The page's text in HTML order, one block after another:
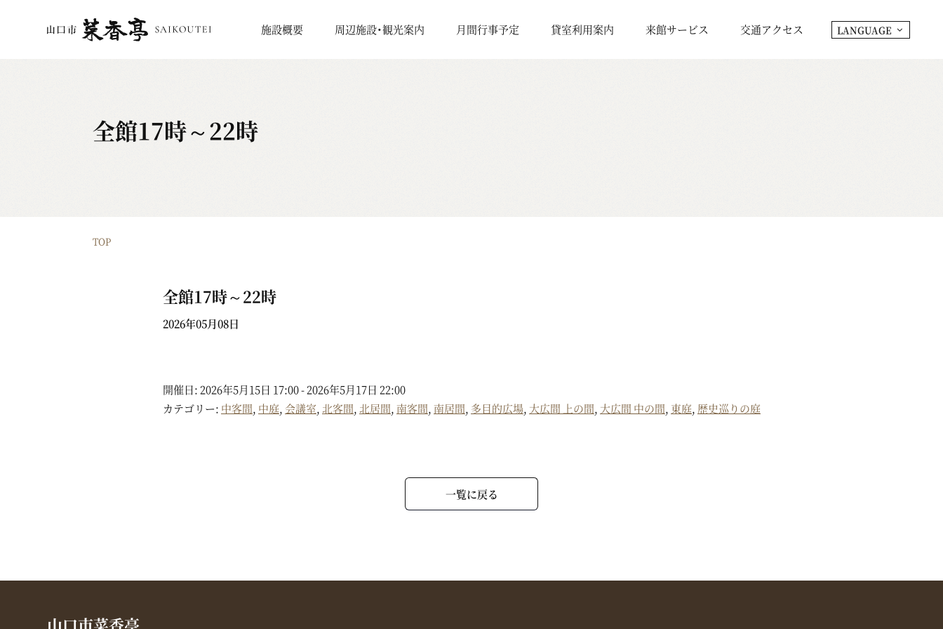
施設概要 周辺施設・観光案内 月間行事予定 貸室利用案内 来館サービス 交通アクセス LANGUAGE
全館17時～22時
TOP
全館17時～22時
2026年05月08日
開催日: 2026年5月15日 17:00 - 2026年5月17日 22:00
カテゴリー: 中客間, 中庭,会議室,北客間,北居間,南客間,南居間, 多目的広場, 大広間 上の間, 大広間 中の間, 東庭, 歴史巡りの庭
一覧に戻る
山口市菜香亭